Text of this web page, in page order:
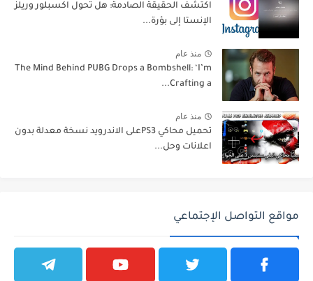
اكتشف الحقيقة الصادمة: هل تحول اكسبلور وريلز
الإنستا إلى بؤرة...
منذ عام
The Mind Behind PUBG Drops a Bombshell: ‘I’m
Crafting a...
منذ عام
تحميل محاكي PS3على الاندرويد نسخة معدلة بدون
اعلانات وحل...
مواقع التواصل الإجتماعي